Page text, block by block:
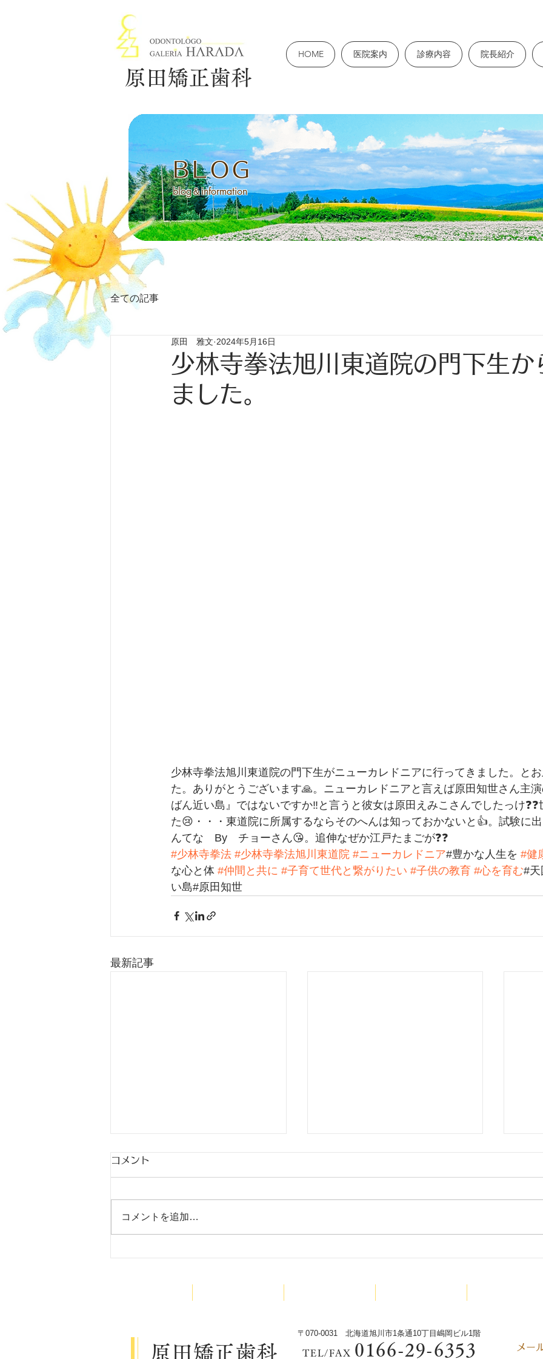
原田矯正歯科
HOME 医院案内 診療内容 院長紹介
BLOG
blog＆information
全ての記事
少林寺拳法旭川東道院の門下生か
ました。
原田 雅文 2024年5月16日
少林寺拳法旭川東道院の門下生がニューカレドニアに行ってきました。と
た。ありがとうございます🙏。ニューカレドニアと言えば原田知世さん主
ばん近い島』ではないですか‼️と言うと彼女は原田えみこさんでしたっけ
た😢・・・東道院に所属するならそのへんは知っておかないと👍。試験に
んてな　By　チョーさん😘。追伸なぜか江戸たまごが❓️❓️
#少林寺拳法 #少林寺拳法旭川東道院 #ニューカレドニア#豊かな人生を #健
な心と体 #仲間と共に #子育て世代と繋がりたい #子供の教育 #心を育む#天
い島#原田知世
最新記事
コメント
コメントを追加…
原田矯正歯科
〒070-0031 北海道旭川市1条通10丁目嶋岡ビル1階
TEL/FAX 0166-29-6353 メー